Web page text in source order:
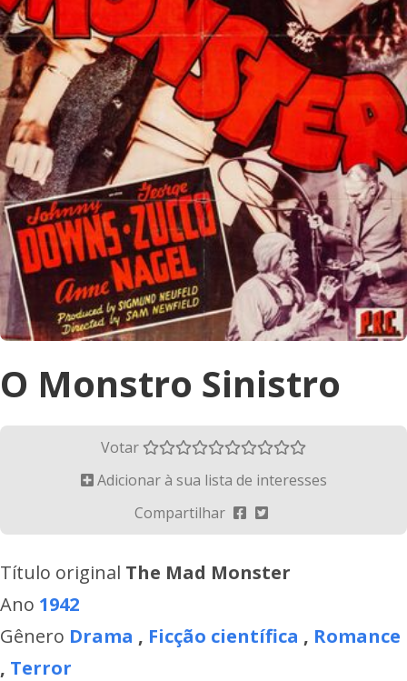
O Monstro Sinistro
Votar
Adicionar à sua lista de interesses
Compartilhar
Título original The Mad Monster
Ano 1942
Gênero Drama , Ficção científica , Romance
, Terror